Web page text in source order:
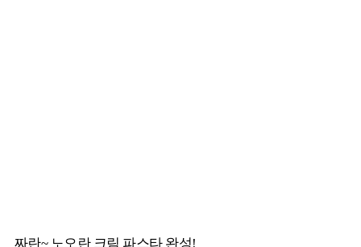
짜란~ 노오란 크림 파스타 완성!